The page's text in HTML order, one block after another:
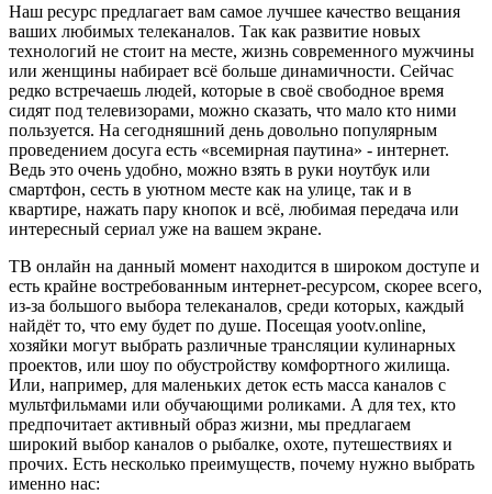
Наш ресурс предлагает вам самое лучшее качество вещания
ваших любимых телеканалов. Так как развитие новых
технологий не стоит на месте, жизнь современного мужчины
или женщины набирает всё больше динамичности. Сейчас
редко встречаешь людей, которые в своё свободное время
сидят под телевизорами, можно сказать, что мало кто ними
пользуется. На сегодняшний день довольно популярным
проведением досуга есть «всемирная паутина» - интернет.
Ведь это очень удобно, можно взять в руки ноутбук или
смартфон, сесть в уютном месте как на улице, так и в
квартире, нажать пару кнопок и всё, любимая передача или
интересный сериал уже на вашем экране.
ТВ онлайн на данный момент находится в широком доступе и
есть крайне востребованным интернет-ресурсом, скорее всего,
из-за большого выбора телеканалов, среди которых, каждый
найдёт то, что ему будет по душе. Посещая yootv.online,
хозяйки могут выбрать различные трансляции кулинарных
проектов, или шоу по обустройству комфортного жилища.
Или, например, для маленьких деток есть масса каналов с
мультфильмами или обучающими роликами. А для тех, кто
предпочитает активный образ жизни, мы предлагаем
широкий выбор каналов о рыбалке, охоте, путешествиях и
прочих. Есть несколько преимуществ, почему нужно выбрать
именно нас: